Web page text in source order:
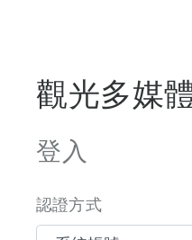
觀光多媒
登入
認證方式